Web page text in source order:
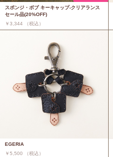
スポンジ・ボブ キーキャップ-クリアランス
セール品(20%OFF)
￥3,344 （税込）
EGERIA
￥5,500 （税込）